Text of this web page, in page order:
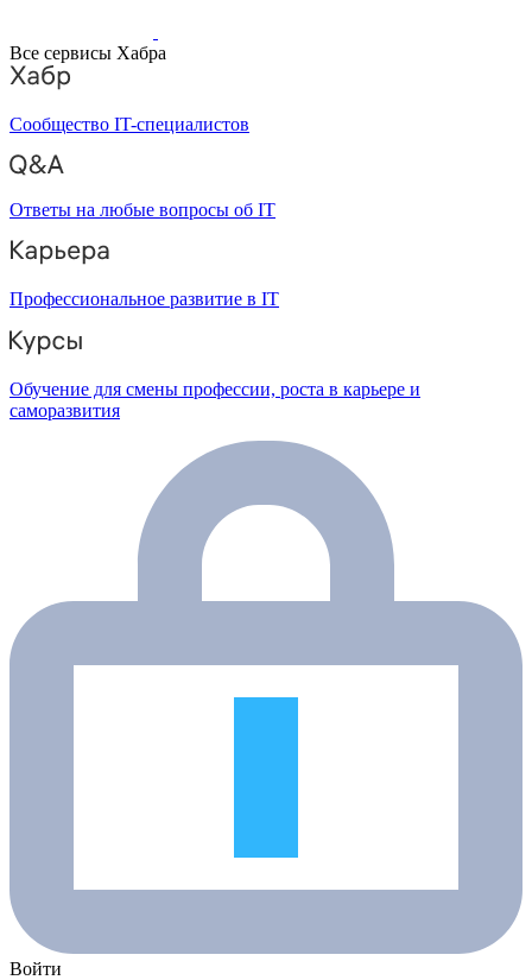
Все сервисы Хабра
Сообщество IT-специалистов
Ответы на любые вопросы об IT
Профессиональное развитие в IT
Обучение для смены профессии, роста в карьере и
саморазвития
Войти